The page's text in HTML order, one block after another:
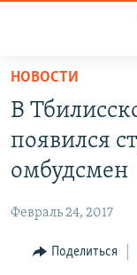
Вернуться
основному
содержанию
Вернутся
главной
навигации
Вернутся
НОВОСТИ
СУХУМИ
ВЕСЬ КАВКАЗ
СЕВЕРНЫЙ КАВКАЗ
ТЕМЫ
НОВОСТИ
В
появился
омбудсмен
Февраль 24, 2017
Поделиться